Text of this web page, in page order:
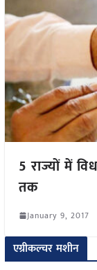
5 राज्यों में
तक
January 9, 2017
एग्रीकल्चर मशीन